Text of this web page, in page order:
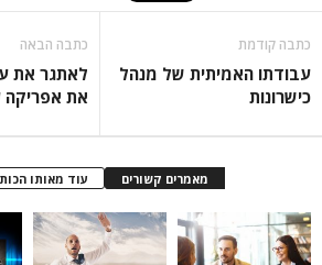
כתבה קודמת
עבודתו האמיתית של מנהל
כישרונות
כתבה הבאה
לאתגר את
את אפריקה
מאמרים קשורים עוד מאותו